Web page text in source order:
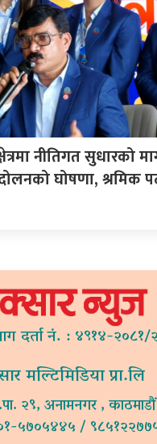
नीतिगत सुधारको
घोषणा, श्रमिक
दर्ता नं. : ४९१४-२०८१/
मल्टिमिडिया प्रा.लि
२९, अनामनगर ,
५७०५४४५ /